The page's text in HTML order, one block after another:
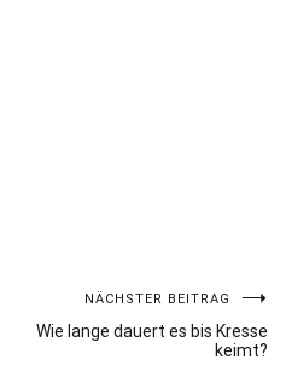
NÄCHSTER BEITRAG
Wie lange dauert es bis Kresse
keimt?